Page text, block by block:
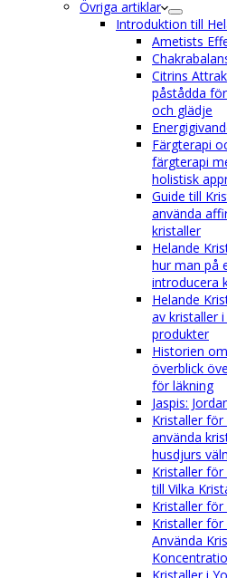
Övriga artiklar
Introduktion till
Ametists
Citrins
påstådda
och glädje
Färgterapi
färgterapi
holistisk
Guide till
använda
kristaller
Helande
hur man på
introducera
Helande
av kristaller
produkter
Historien
överblick
för läkning
Jaspis:
Kristaller för
använda
husdjurs
Kristaller för
till Vilka
Kristaller
Kristaller för
Använda